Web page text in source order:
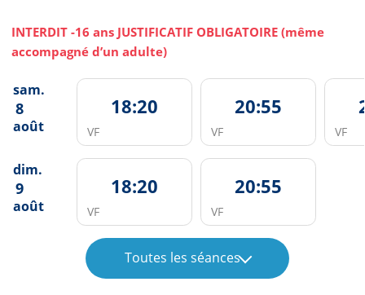
INTERDIT -16 ans JUSTIFICATIF OBLIGATOIRE (même
accompagné d’un adulte)
sam.
8
août
18:20
VF
20:55
VF VF
dim.
9
août
18:20
VF
20:55
VF
Toutes les séances